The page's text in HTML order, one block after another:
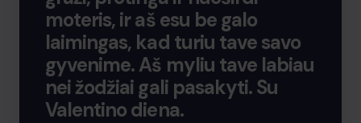
moteris, ir aš esu be galo
laimingas, kad turiu tave savo
gyvenime. Aš myliu tave labiau
nei žodžiai gali pasakyti. Su
Valentino diena.